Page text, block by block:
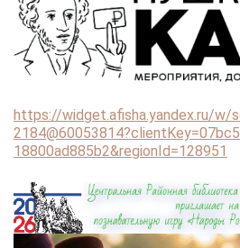
https://widget.afisha.yandex.ru/
18800ad885b2&regionId=128951